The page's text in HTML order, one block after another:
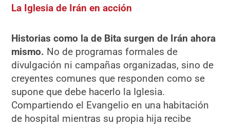
La Iglesia de Irán en acción
Historias como la de Bita surgen de Irán ahora
mismo. No de programas formales de
divulgación ni campañas organizadas, sino de
creyentes comunes que responden como se
supone que debe hacerlo la Iglesia.
Compartiendo el Evangelio en una habitación
de hospital mientras su propia hija recibe